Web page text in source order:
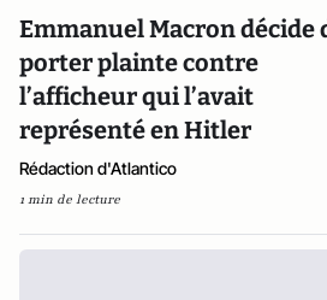
Emmanuel Macron décide
porter plainte contre
l’afficheur qui l’avait
représenté en Hitler
Rédaction d'Atlantico
1 min de lecture